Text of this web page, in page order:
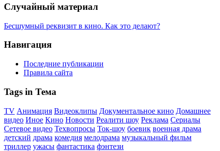
Случайный материал
Бесшумный реквизит в кино. Как это делают?
Навигация
Последние публикации
Правила сайта
Tags in Тема
TV Анимация Видеоклипы Документальное кино Домашнее
видео Иное Кино Новости Реалити шоу Реклама Сериалы
Сетевое видео Техвопросы Ток-шоу боевик военная драма
детский драма комедия мелодрама музыкальный фильм
триллер ужасы фантастика фэнтези